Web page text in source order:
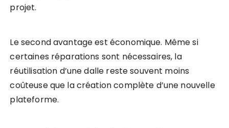
projet.
Le second avantage est économique. Même si
certaines réparations sont nécessaires, la
réutilisation d’une dalle reste souvent moins
coûteuse que la création complète d’une nouvelle
plateforme.